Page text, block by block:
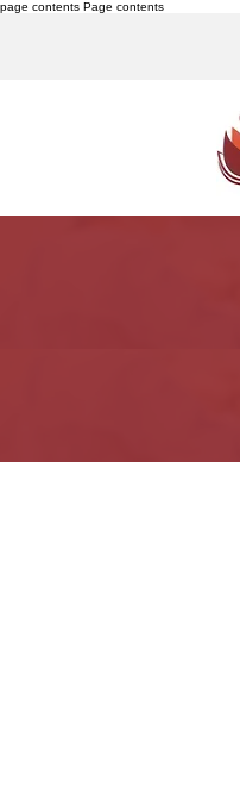
page contents Page contents